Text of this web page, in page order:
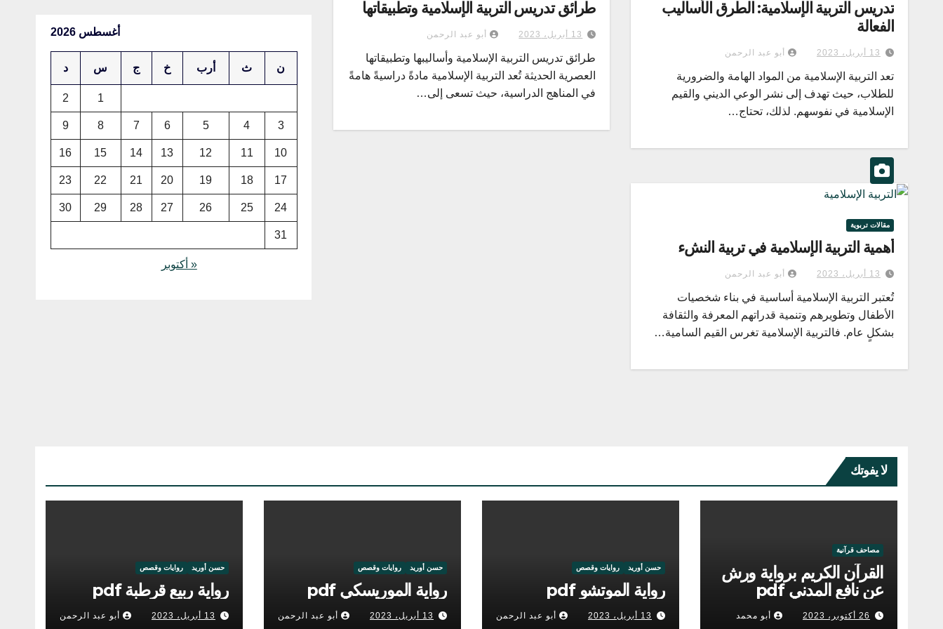
تدريس التربية الإسلامية: الطرق الأساليب
الفعالة
13 أبريل، 2023 أبو عبد الرحمن
تعد التربية الإسلامية من المواد الهامة والضرورية
للطلاب، حيث تهدف إلى نشر الوعي الديني والقيم
الإسلامية في نفوسهم. لذلك، تحتاج…
طرائق تدريس التربية الإسلامية وتطبيقاتها
13 أبريل، 2023 أبو عبد الرحمن
طرائق تدريس التربية الإسلامية وأساليبها وتطبيقاتها
العصرية الحديثة تُعد التربية الإسلامية مادةً دراسيةً هامةً
في المناهج الدراسية، حيث تسعى إلى…
مقالات تربوية
أهمية التربية الإسلامية في تربية النشء
13 أبريل، 2023 أبو عبد الرحمن
تُعتبر التربية الإسلامية أساسية في بناء شخصيات
الأطفال وتطويرهم وتنمية قدراتهم المعرفة والثقافة
بشكلٍ عام. فالتربية الإسلامية تغرس القيم السامية…
أغسطس 2026
ن ث أرب خ ج س د
1
2
3
4
5
6
7
8
9
10
11
12
13
14
15
16
17
18
19
20
21
22
23
24
25
26
27
28
29
30
31
« أكتوبر
لا يفوتك
مصاحف قرآنية
القرآن الكريم برواية ورش
عن نافع المدني pdf
26 أكتوبر، 2023 أبو محمد
حسن أوريد روايات وقصص
رواية الموتشو pdf
13 أبريل، 2023 أبو عبد الرحمن
حسن أوريد روايات وقصص
رواية الموريسكي pdf
13 أبريل، 2023 أبو عبد الرحمن
حسن أوريد روايات وقصص
رواية ربيع قرطبة pdf
13 أبريل، 2023 أبو عبد الرحمن